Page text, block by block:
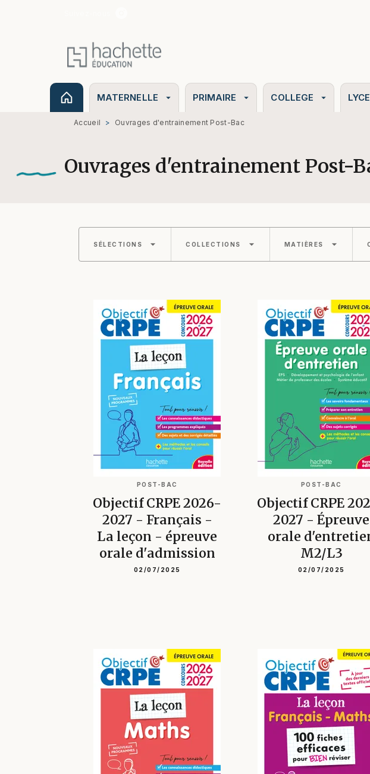
MATERNELLE arrow_drop_down PRIMAIRE arrow_drop_down COLLEGE arrow_drop_down
Accueil > Ouvrages d'entrainement Post-Bac
Ouvrages d'entrainement Post-
SÉLECTIONS arrow_drop_down COLLECTIONS arrow_drop_down MATIÈRES arrow_drop_down
POST-BAC
Objectif CRPE 2026-
2027 - Français -
La leçon - épreuve
orale d'admission
02/07/2025
POST-BAC
Objectif CRPE
2027 - Épreuve
orale
M2/L3
02/07/2025